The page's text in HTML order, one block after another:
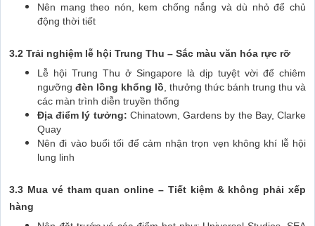
Nên mang theo nón, kem chống nắng và dù nhỏ để chủ
động thời tiết
3.2 Trải nghiệm lễ hội Trung Thu – Sắc màu văn hóa rực rỡ
Lễ hội Trung Thu ở Singapore là dịp tuyệt vời để chiêm
ngưỡng đèn lồng khổng lồ, thưởng thức bánh trung thu và
các màn trình diễn truyền thống
Địa điểm lý tưởng: Chinatown, Gardens by the Bay, Clarke
Quay
Nên đi vào buổi tối để cảm nhận trọn vẹn không khí lễ hội
lung linh
3.3 Mua vé tham quan online – Tiết kiệm & không phải xếp
hàng